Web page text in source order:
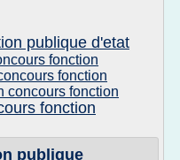
publique d'etat
fonction
fonction
concours fonction
fonction
publique